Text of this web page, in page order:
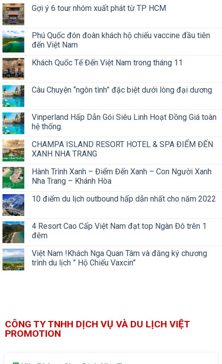
Gợi ý 6 tour nhóm xuất phát từ TP HCM
Phú Quốc đón đoàn khách hộ chiếu vaccine đầu tiên
đến Việt Nam
Khách Quốc Tế Đến Việt Nam trong tháng 11
Câu Chuyện “ngôn tình” đặc biệt dưới lòng đại dương
Vinperland Hấp Dẫn Gói Siêu Linh Hoạt Đồng Giá toàn
hệ thống.
CHAMPA ISLAND RESORT HOTEL & SPA ĐIỂM ĐẾN
XANH NHA TRANG
Hành Trình Xanh – Điểm Đến Xanh – Con Người Xanh
Nha Trang – Khánh Hòa
10 điểm du lịch outbound hấp dẫn nhất cho năm 2022
4 Resort Cao Cấp Việt Nam đạt top Ngàn Đô trên 1
đêm
Việt Nam !Khách Nga Quan Tâm và đăng ký chương
trình du lịch ” Hộ Chiếu Vaxcin”
CÔNG TY TNHH DỊCH VỤ VÀ DU LỊCH VIỆT
PROMOTION